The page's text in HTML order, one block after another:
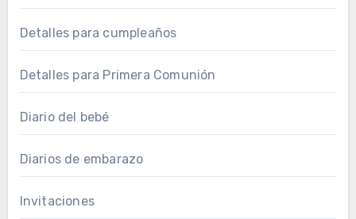
Detalles para cumpleaños
Detalles para Primera Comunión
Diario del bebé
Diarios de embarazo
Invitaciones